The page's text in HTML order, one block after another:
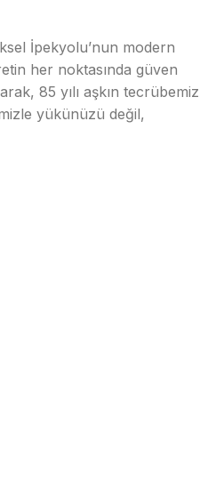
İpekyolu’nun modern
her noktasında güven
85 yılı aşkın tecrübemiz
yükünüzü değil,